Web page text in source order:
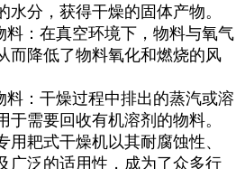
分，获得干燥的固体产物。
料：在真空环境下，物料与氧气
而降低了物料氧化和燃烧的风
料：干燥过程中排出的蒸汽或溶
需要回收有机溶剂的物料。
用耙式干燥机以其耐腐蚀性、
广泛的适用性，成为了众多行